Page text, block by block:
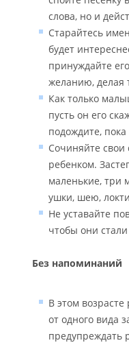
слова, но и
Старайтесь
будет
принуждайте
желанию, делая
Как только
пусть он его
подождите, пока
Сочиняйте свои
ребенком.
маленькие, три
ушки, шею,
Не уставайте
чтобы они
Без напоминаний
В этом
от одного вида
предупреждать